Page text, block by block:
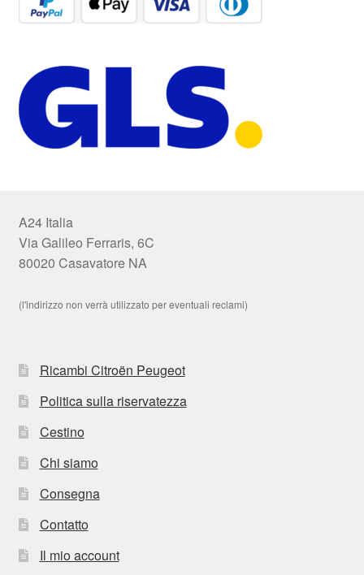
A24 Italia
Via Galileo Ferraris, 6C
80020 Casavatore NA
(l'indirizzo non verrà utilizzato per eventuali reclami)
Ricambi Citroën Peugeot
Politica sulla riservatezza
Cestino
Chi siamo
Consegna
Contatto
Il mio account